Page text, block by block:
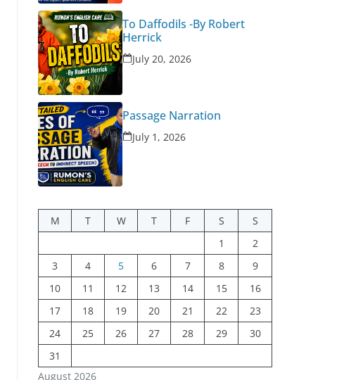
To Daffodils -By Robert
Herrick
July 20, 2026
Passage Narration
July 1, 2026
August 2026
M T W T F S
S
1
2
3
4 5 6 7 8
9
10
11 12 13 14 15
16
17
18 19 20 21 22
23
24
25 26 27 28 29
30
31